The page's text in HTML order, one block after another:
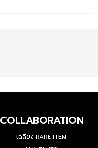
COLLABORATION
เฉลียง RARE ITEM